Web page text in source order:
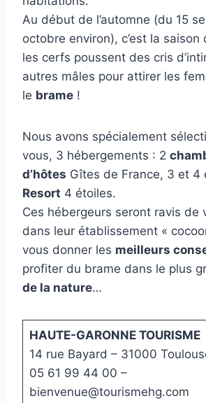
Au début de l’automne (du 15
octobre environ), c’est la
les cerfs poussent des cris
autres mâles pour attirer les
le brame !
Nous avons spécialement
vous, 3 hébergements : 2
d’hôtes Gîtes de France, 3 et 4
Resort 4 étoiles.
Ces hébergeurs seront ravis de
dans leur établissement «
vous donner les meilleurs
profiter du brame dans le plus
de la nature…
HAUTE-GARONNE TOURISME
14 rue Bayard – 31000
05 61 99 44 00 –
bienvenue@tourismehg.com